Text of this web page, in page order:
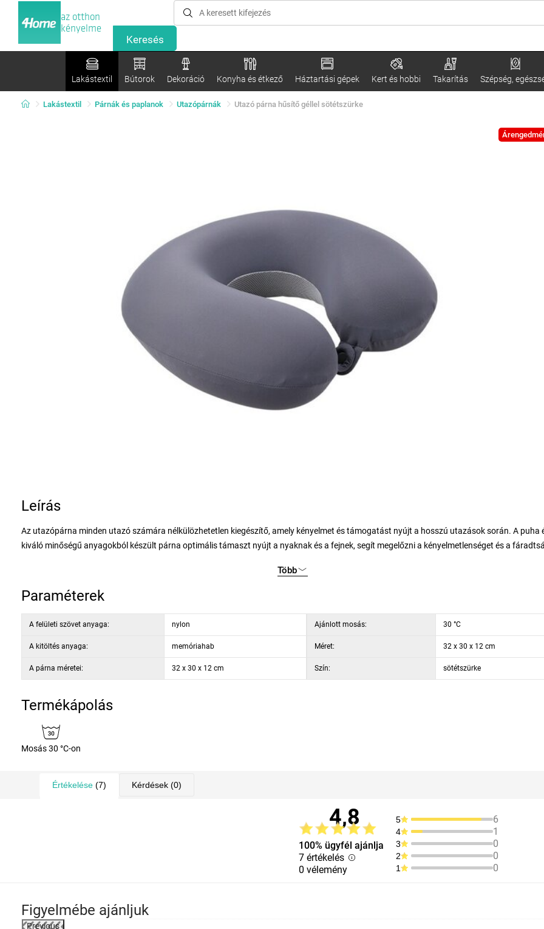
az otthon
kényelme
Lakástextil Bútorok Dekoráció Konyha és étkező Háztartási gépek Kert és hobbi Takarítás Szépség,
Lakástextil Párnák és paplanok Utazópárnák Utazó párna hűsítő géllel sötétszürke
Leírás
Az utazópárna minden utazó számára nélkülözhetetlen kiegészítő, amely kényelmet és támogatást nyújt a hosszú utazások során. A puha
kiváló minőségű anyagokból készült párna optimális támaszt nyújt a nyaknak és a fejnek, segít megelőzni a kényelmetlenséget és a
magával viheti - repülőre, vonatra, autóba vagy buszra. Ez a praktikus és kényelmes kiegészítő lehetővé teszi, hogy maximális kényelemben
utazzon, és kipihenten, felfrissülve érkezzen meg úti céljához.
Több
Paraméterek
A felületi szövet anyaga: nylon
A kitöltés anyaga: memóriahab
A párna méretei: 32 x 30 x 12 cm
Ajánlott mosás: 30 °C
Méret: 32 x 30 x 12 cm
Szín: sötétszürke
Termékápolás
Mosás 30 °C-on
Értékelése (7) Kérdések (0)
4,8
100% ügyfél ajánlja
7 értékelés
0 vélemény
5 6
4 1
3 0
2 0
1 0
Figyelmébe ajánljuk
Previous